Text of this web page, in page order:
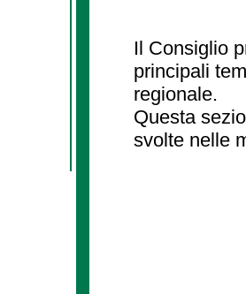
Il Consiglio
principali
regionale.
Questa
svolte nelle